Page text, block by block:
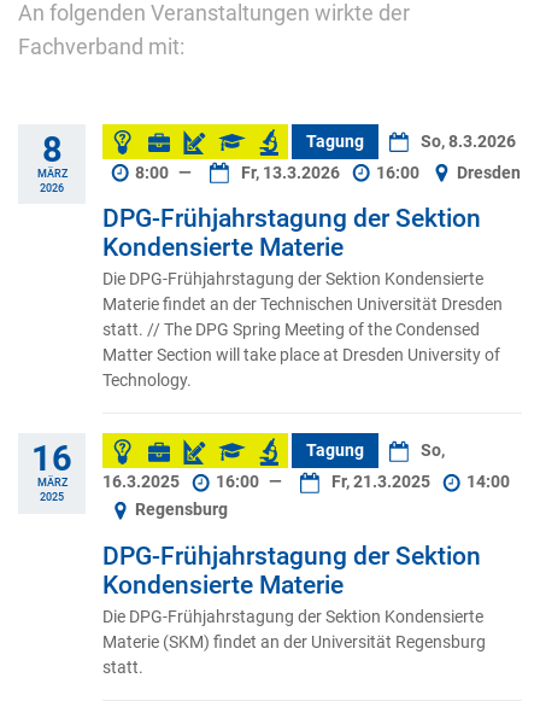
An folgenden Veranstaltungen wirkte der
Fachverband mit:
8
MÄRZ
2026
Tagung
So, 8.3.2026
8:00 — Fr, 13.3.2026 16:00 Dresden
DPG-Frühjahrstagung der Sektion
Kondensierte Materie
Die DPG-Frühjahrstagung der Sektion Kondensierte
Materie findet an der Technischen Universität Dresden
statt. // The DPG Spring Meeting of the Condensed
Matter Section will take place at Dresden University of
Technology.
16
MÄRZ
2025
Tagung
So,
16.3.2025
16:00 — Fr, 21.3.2025
14:00
Regensburg
DPG-Frühjahrstagung der Sektion
Kondensierte Materie
Die DPG-Frühjahrstagung der Sektion Kondensierte
Materie (SKM) findet an der Universität Regensburg
statt.